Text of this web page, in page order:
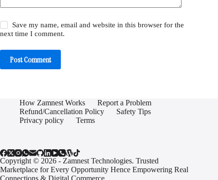
Save my name, email and website in this browser for the
next time I comment.
Post Comment
How Zamnest Works
Report a Problem
Refund/Cancellation Policy
Safety Tips
Privacy policy
Terms
Copyright © 2026 - Zamnest Technologies. Trusted
Marketplace for Every Opportunity Hence Empowering Real
Connections & Digital Commerce.